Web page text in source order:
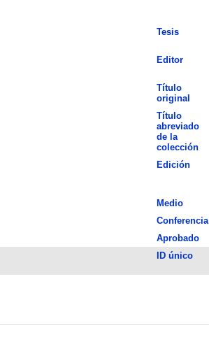
Tesis
Editor
Título
original
Título
abreviado
de la
colección
Edición
Medio
Conferencia
Aprobado
ID único